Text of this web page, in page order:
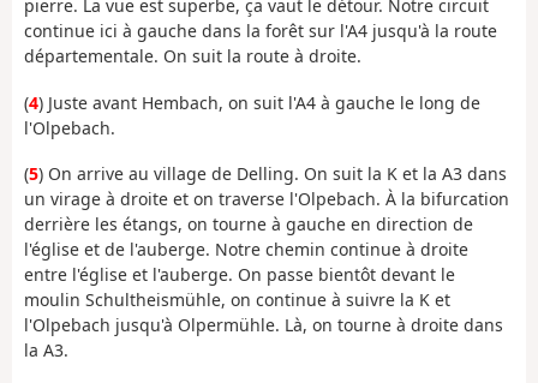
pierre. La vue est superbe, ça vaut le détour. Notre circuit
continue ici à gauche dans la forêt sur l'A4 jusqu'à la route
départementale. On suit la route à droite.
(4) Juste avant Hembach, on suit l'A4 à gauche le long de
l'Olpebach.
(5) On arrive au village de Delling. On suit la K et la A3 dans
un virage à droite et on traverse l'Olpebach. À la bifurcation
derrière les étangs, on tourne à gauche en direction de
l'église et de l'auberge. Notre chemin continue à droite
entre l'église et l'auberge. On passe bientôt devant le
moulin Schultheismühle, on continue à suivre la K et
l'Olpebach jusqu'à Olpermühle. Là, on tourne à droite dans
la A3.